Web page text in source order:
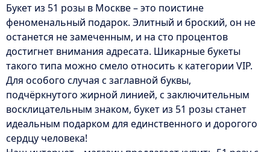
Букет из 51 розы в Москве – это поистине
феноменальный подарок. Элитный и броский, он не
останется не замеченным, и на сто процентов
достигнет внимания адресата. Шикарные букеты
такого типа можно смело относить к категории VIP.
Для особого случая с заглавной буквы,
подчёркнутого жирной линией, с заключительным
восклицательным знаком, букет из 51 розы станет
идеальным подарком для единственного и дорогого
сердцу человека!